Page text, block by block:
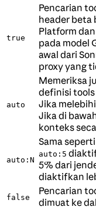
true
Pencarian
header beta
Platform
pada model
awal dari
proxy yang
auto
Memeriksa
definisi
Jika
Jika di
konteks
auto:N
Sama seperti
auto:5
5% dari
diaktifkan
false
Pencarian
dimuat ke